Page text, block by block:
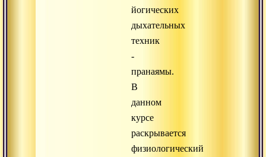
йогических
дыхательных
техник
-
пранаямы.
В
данном
курсе
раскрывается
физиологический